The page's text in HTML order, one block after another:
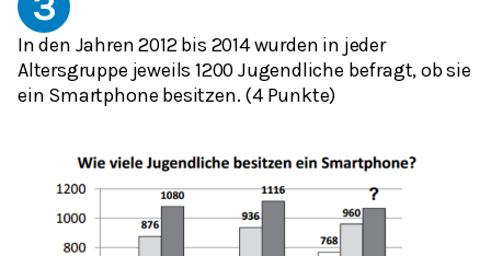
In den Jahren 2012 bis 2014 wurden in jeder
Altersgruppe jeweils 1200 Jugendliche befragt, ob sie
ein Smartphone besitzen. (4 Punkte)